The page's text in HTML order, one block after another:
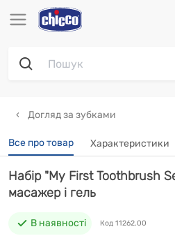
Догляд за зубками
Все про товар Характеристики
Набір "My First Toothbrush
масажер і гель
В наявності Код 11262.00